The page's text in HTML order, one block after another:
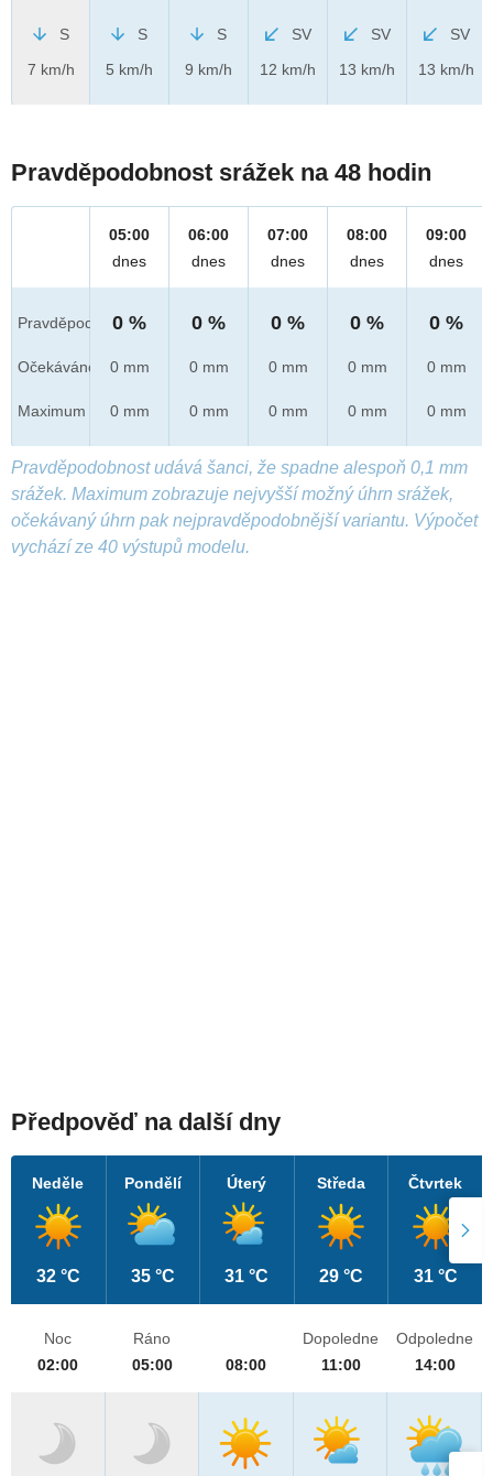
S
7 km/h
S
5 km/h
S
9 km/h
SV
12 km/h
SV
13 km/h
SV
13 km/h
Pravděpodobnost srážek na 48 hodin
Pravděpod.
Očekáváno
Maximum
05:00
dnes
0 %
0 mm
0 mm
06:00
dnes
0 %
0 mm
0 mm
07:00
dnes
0 %
0 mm
0 mm
08:00
dnes
0 %
0 mm
0 mm
09:00
dnes
0 %
0 mm
0 mm
Pravděpodobnost udává šanci, že spadne alespoň 0,1 mm
srážek. Maximum zobrazuje nejvyšší možný úhrn srážek,
očekávaný úhrn pak nejpravděpodobnější variantu. Výpočet
vychází ze 40 výstupů modelu.
Předpověď na další dny
Neděle
32 °C
Pondělí
35 °C
Úterý
31 °C
Středa
29 °C
Čtvrtek
31 °C
Noc
02:00
Ráno
05:00
08:00
Dopoledne
11:00
Odpoledne
14:00